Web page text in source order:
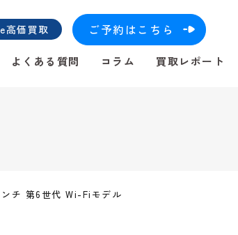
高価買取 ご予約はこちら
よくある質問 コラム 買取レポート
チ 第6世代 Wi-Fiモデル